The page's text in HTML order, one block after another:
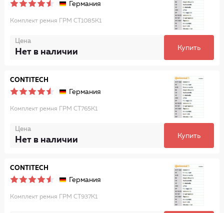
Германия
Комплект ремня ГРМ CT1085K1
Цена
Нет в наличии Купить
CONTITECH
Германия
Комплект ремня ГРМ CT765K1
Цена
Нет в наличии Купить
CONTITECH
Германия
Комплект ремня ГРМ CT937K1